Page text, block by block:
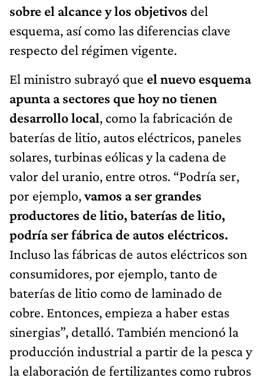
sobre el alcance y los objetivos del
esquema, así como las diferencias clave
respecto del régimen vigente.
El ministro subrayó que el nuevo esquema
apunta a sectores que hoy no tienen
desarrollo local, como la fabricación de
baterías de litio, autos eléctricos, paneles
solares, turbinas eólicas y la cadena de
valor del uranio, entre otros. “Podría ser,
por ejemplo,vamos a ser grandes
productores de litio, baterías de litio,
podría ser fábrica de autos eléctricos.
Incluso las fábricas de autos eléctricos son
consumidores, por ejemplo, tanto de
baterías de litio como de laminado de
cobre. Entonces, empieza a haber estas
sinergias”, detalló. También mencionó la
producción industrial a partir de la pesca y
la elaboración de fertilizantes como rubros